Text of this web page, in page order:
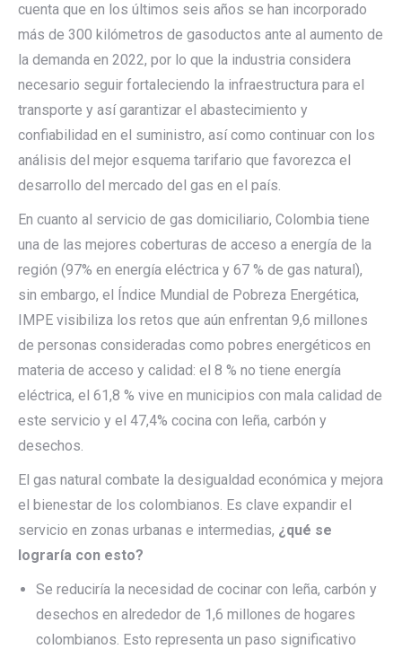
cuenta que en los últimos seis años se han incorporado
más de 300 kilómetros de gasoductos ante al aumento de
la demanda en 2022, por lo que la industria considera
necesario seguir fortaleciendo la infraestructura para el
transporte y así garantizar el abastecimiento y
confiabilidad en el suministro, así como continuar con los
análisis del mejor esquema tarifario que favorezca el
desarrollo del mercado del gas en el país.
En cuanto al servicio de gas domiciliario, Colombia tiene
una de las mejores coberturas de acceso a energía de la
región (97% en energía eléctrica y 67 % de gas natural),
sin embargo, el Índice Mundial de Pobreza Energética,
IMPE visibiliza los retos que aún enfrentan 9,6 millones
de personas consideradas como pobres energéticos en
materia de acceso y calidad: el 8 % no tiene energía
eléctrica, el 61,8 % vive en municipios con mala calidad de
este servicio y el 47,4% cocina con leña, carbón y
desechos.
El gas natural combate la desigualdad económica y mejora
el bienestar de los colombianos. Es clave expandir el
servicio en zonas urbanas e intermedias, ¿qué se
lograría con esto?
Se reduciría la necesidad de cocinar con leña, carbón y
desechos en alrededor de 1,6 millones de hogares
colombianos. Esto representa un paso significativo